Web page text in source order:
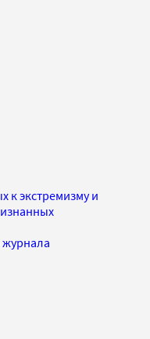
к экстремизму и